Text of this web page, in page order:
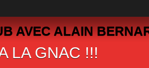
AVEC ALAIN
LA GNAC !!!